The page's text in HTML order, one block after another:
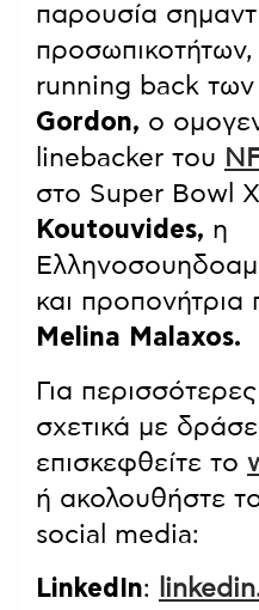
παρουσία
running back των
Gordon, ο
linebacker του
στο Super Bowl
Koutouvides, η
και
Melina Malaxos.
Για
σχετικά με
επισκεφθείτε το
ή ακολουθήστε
social media:
LinkedIn: